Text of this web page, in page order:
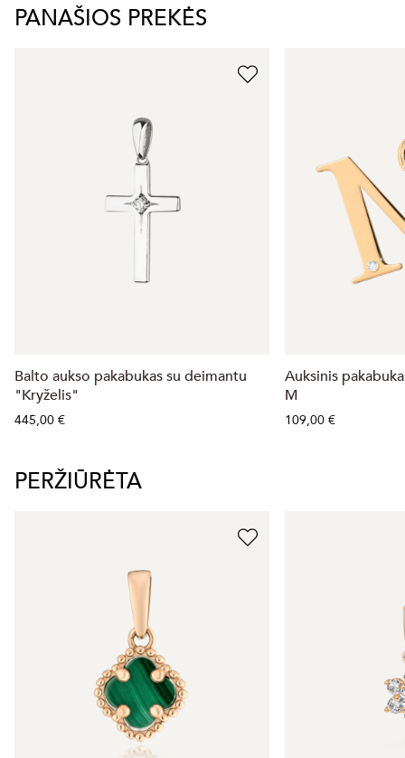
PANAŠIOS PREKĖS
Balto aukso pakabukas su deimantu
"Kryželis"
445,00 €
Auksinis
M
109,00 €
PERŽIŪRĖTA